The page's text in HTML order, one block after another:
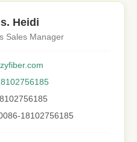
Heidi
Sales Manager
18102756185